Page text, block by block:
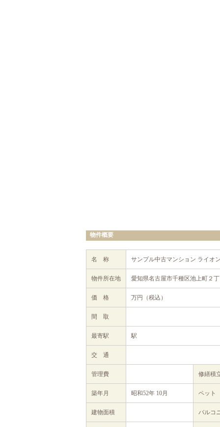
物件概要
名 称 サンプル中古マンション ライオ
物件所在地 愛知県名古屋市千種区池上町２
価 格 万円（税込）
間 取
最寄駅 駅
交 通
管理費 修繕
築年月 昭和52年 10月 ペット
建物面積 バルコ